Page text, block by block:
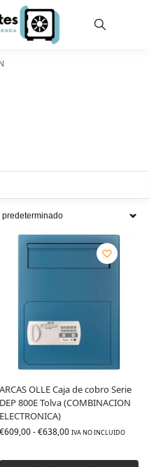
ARCAS OLLE Caja de cobro Serie
DEP 800E Tolva (COMBINACION
ELECTRONICA)
€609,00-€638,00 IVA NO INCLUIDO